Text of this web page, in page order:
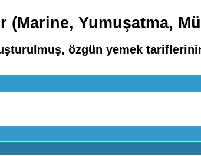
(Marine, Yumuşatma,
özgün yemek